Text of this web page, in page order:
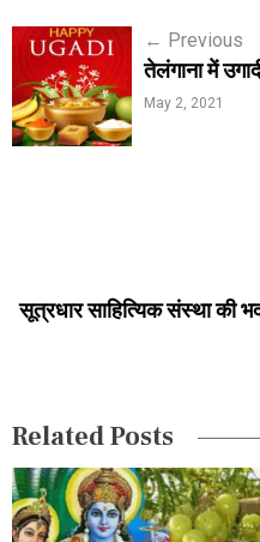
P
o
s
v
a
t
i
← Previous
तेलंगाना में
May 2, 2021
सूत्रधार साहित्यिक संस्था की
Related Posts